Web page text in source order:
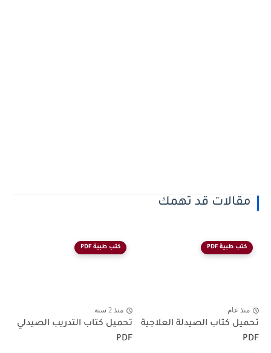
مقالات قد تهمك
كتب طبية PDF
منذ عام
تحميل كتاب الصيدلة العلاجية
PDF
كتب طبية PDF
منذ 2 سنة
تحميل كتاب التدريب الصيدلي
PDF